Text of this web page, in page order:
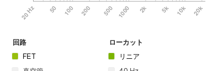
回路
FET
ローカット
リニア